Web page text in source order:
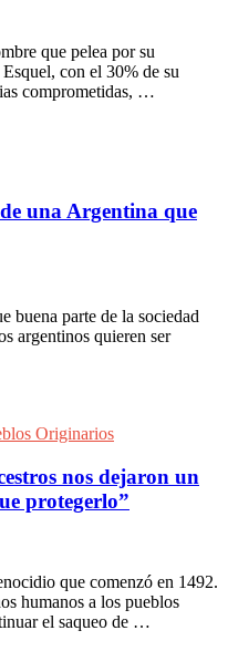
que pelea por su
con el 30% de su
comprometidas, …
una Argentina que
buena parte de la sociedad
argentinos quieren ser
Originarios
nos dejaron un
protegerlo”
que comenzó en 1492.
humanos a los pueblos
el saqueo de …